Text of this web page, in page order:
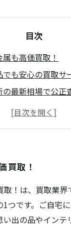
目次
も高価買取！
でも安心の買取サ
の最新相場で公正
キャンセル料など
買取！
取！は、買取業界
つです。ご自宅
い出の品やインテ